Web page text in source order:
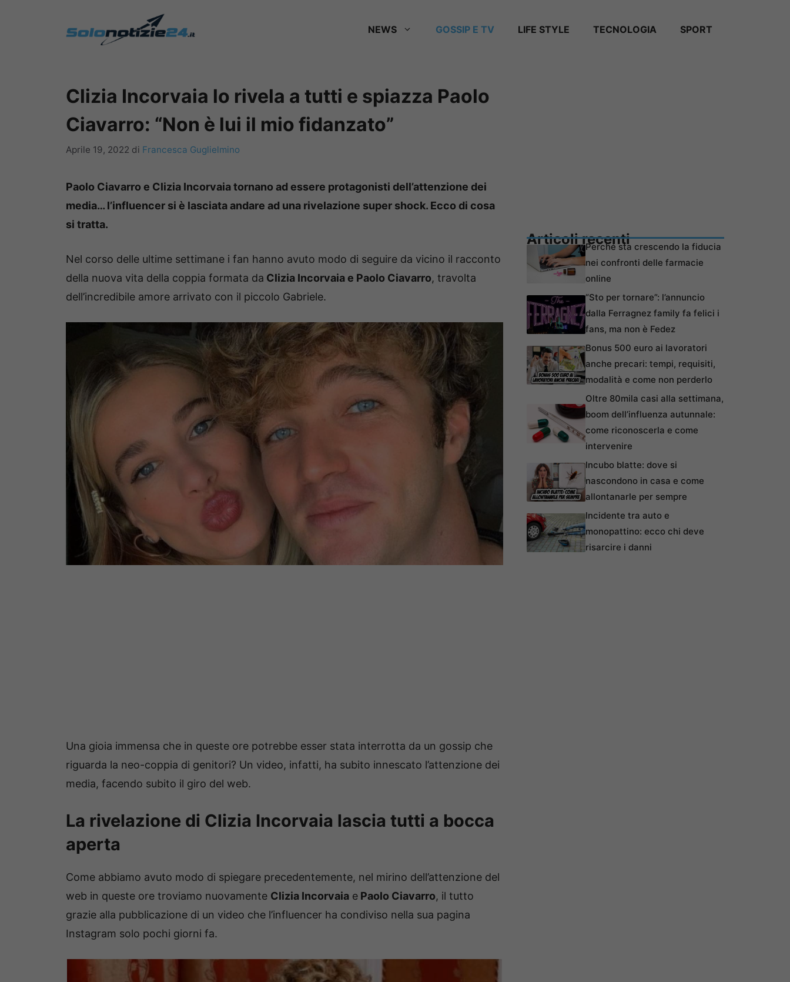
NEWS GOSSIP E TV LIFE STYLE TECNOLOGIA SPORT
Clizia Incorvaia lo rivela a tutti e spiazza Paolo
Ciavarro: “Non è lui il mio fidanzato”
Aprile 19, 2022 di Francesca Guglielmino
Paolo Ciavarro e Clizia Incorvaia tornano ad essere protagonisti dell’attenzione dei
media… l’influencer si è lasciata andare ad una rivelazione super shock. Ecco di cosa
si tratta.
Nel corso delle ultime settimane i fan hanno avuto modo di seguire da vicino il racconto
della nuova vita della coppia formata da Clizia Incorvaia e Paolo Ciavarro, travolta
dell’incredibile amore arrivato con il piccolo Gabriele.
Una gioia immensa che in queste ore potrebbe esser stata interrotta da un gossip che
riguarda la neo-coppia di genitori? Un video, infatti, ha subito innescato l’attenzione dei
media, facendo subito il giro del web.
La rivelazione di Clizia Incorvaia lascia tutti a bocca
aperta
Come abbiamo avuto modo di spiegare precedentemente, nel mirino dell’attenzione del
web in queste ore troviamo nuovamente Clizia Incorvaia e Paolo Ciavarro, il tutto
grazie alla pubblicazione di un video che l’influencer ha condiviso nella sua pagina
Instagram solo pochi giorni fa.
Articoli recentiPerché sta crescendo la fiducia
nei confronti delle farmacie
online
“Sto per tornare”: l’annuncio
dalla Ferragnez family fa felici i
fans, ma non è Fedez
Bonus 500 euro ai lavoratori
anche precari: tempi, requisiti,
modalità e come non perderlo
Oltre 80mila casi alla settimana,
boom dell’influenza autunnale:
come riconoscerla e come
intervenire
Incubo blatte: dove si
nascondono in casa e come
allontanarle per sempre
Incidente tra auto e
monopattino: ecco chi deve
risarcire i danni